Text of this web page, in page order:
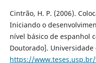
Cintrão, H. P. (2006).
Iniciando o
nível básico de espanhol
Doutorado]. Universidade
https://